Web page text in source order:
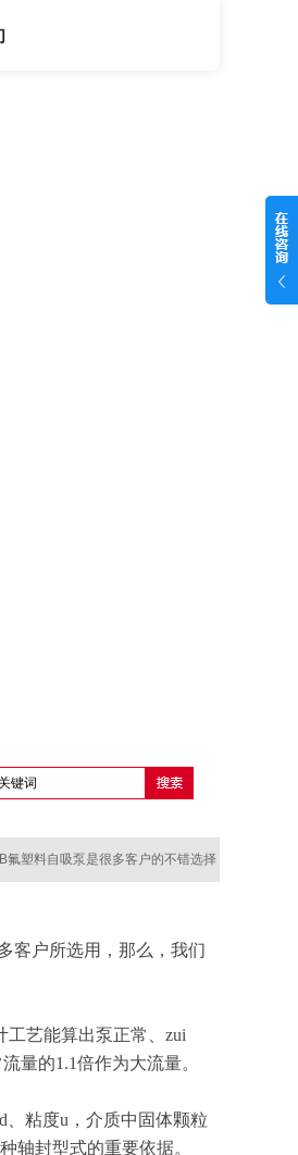
氟塑料自吸泵是很多客户的不错选择
客户所选用，那么，我们
艺能算出泵正常、zui
量的1.1倍作为大流量。
粘度u，介质中固体颗粒
轴封型式的重要依据。